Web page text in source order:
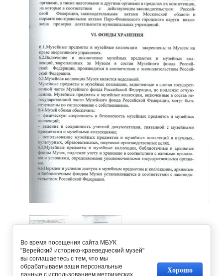
Во время посещения сайта МБУК
"Верейский историко-краеведческий музей"
вы соглашаетесь с тем, что мы
обрабатываем ваши персональные
данные с использованием метрических
Хорошо